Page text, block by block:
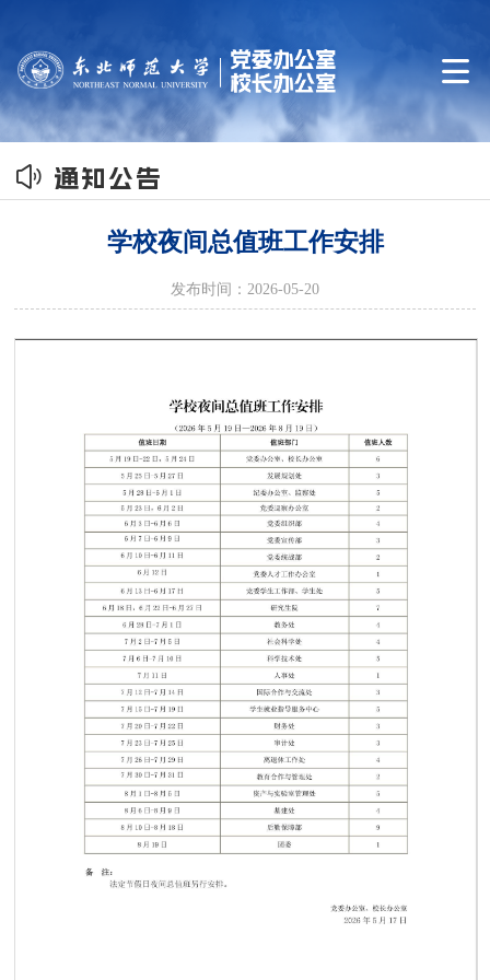

 通知公告
学校夜间总值班工作安排
发布时间：2026-05-20